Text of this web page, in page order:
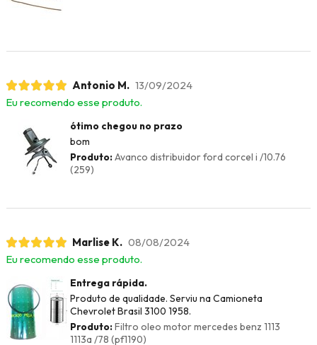
Antonio M. 13/09/2024
Eu recomendo esse produto.
ótimo chegou no prazo
bom
Produto:Avanco distribuidor ford corcel i /10.76
(259)
Marlise K. 08/08/2024
Eu recomendo esse produto.
Entrega rápida.
Produto de qualidade. Serviu na Camioneta
Chevrolet Brasil 3100 1958.
Produto:Filtro oleo motor mercedes benz 1113
1113a /78 (pf1190)